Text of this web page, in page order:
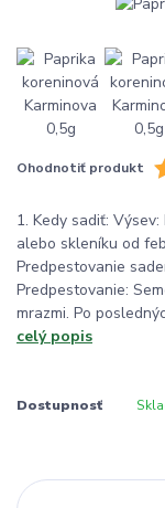
Ohodnotiť produkt
1. Kedy sadiť:
alebo skleníku od
Predpestovanie
Predpestovanie:
mrazmi. Po
celý popis
Dostupnosť